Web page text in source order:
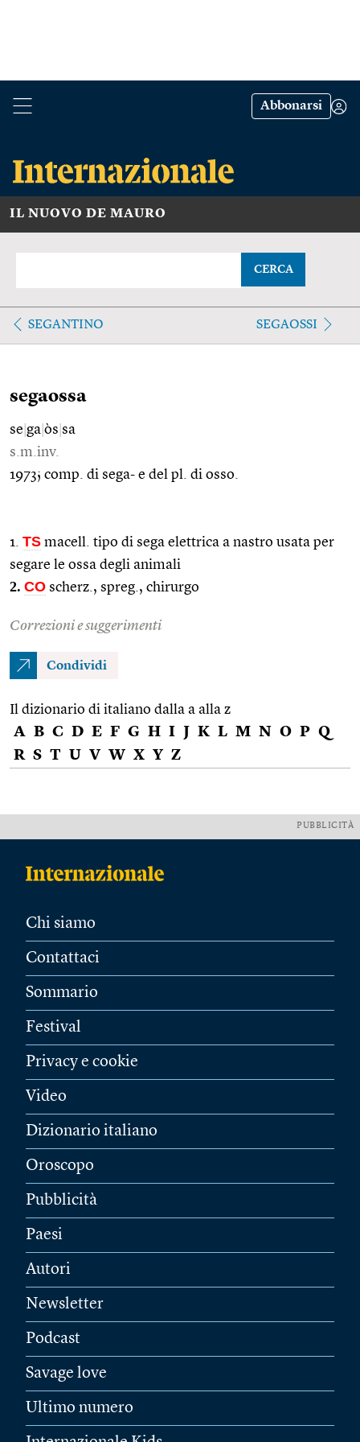
Abbonarsi
IL NUOVO DE MAURO
CERCA
SEGANTINO SEGAOSSI
segaossa
se ga òs sa
s.m.inv.
1973; comp. di sega- e del pl. di osso.
1. TS macell. tipo di sega elettrica a nastro usata per
segare le ossa degli animali
2. CO scherz., spreg., chirurgo
Correzioni e suggerimenti
Condividi
Il dizionario di italiano dalla a alla z
A B C D E F G H I J K L M N O P Q
R S T U V W X Y Z
PUBBLICITÀ
Chi siamo
Contattaci
Sommario
Festival
Privacy e cookie
Video
Dizionario italiano
Oroscopo
Pubblicità
Paesi
Autori
Newsletter
Podcast
Savage love
Ultimo numero